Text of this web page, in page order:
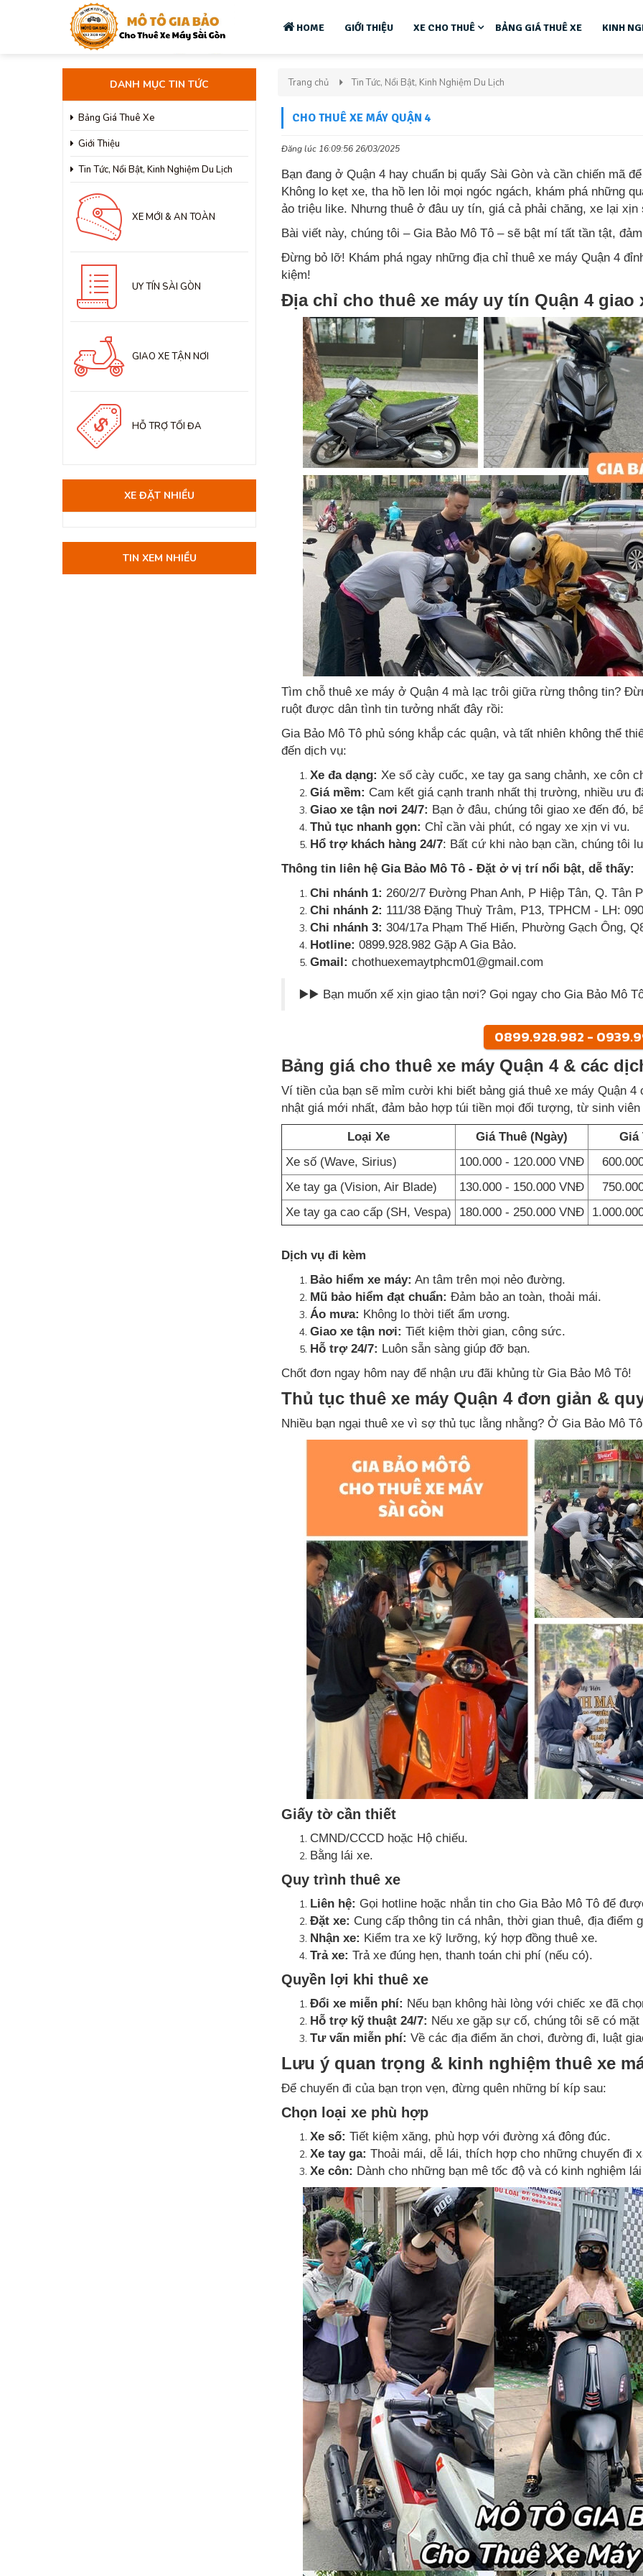
HOME GIỚI THIỆU XE CHO THUÊ BẢNG GIÁ THUÊ XE KINH
DANH MỤC TIN TỨC
Bảng Giá Thuê Xe
Giới Thiệu
Tin Tức, Nổi Bật, Kinh Nghiệm Du Lịch
XE MỚI & AN TOÀN
UY TÍN SÀI GÒN
GIAO XE TẬN NƠI
HỖ TRỢ TỐI ĐA
XE ĐẶT NHIỀU
TIN XEM NHIỀU
Trang chủ Tin Tức, Nổi Bật, Kinh Nghiệm Du Lịch
CHO THUÊ XE MÁY QUẬN 4
Đăng lúc 16:09:56 26/03/2025
Bạn đang ở Quận 4 hay chuẩn bị quẩy Sài Gòn và cần chiến mã
Không lo kẹt xe, tha hồ len lỏi mọi ngóc ngách, khám phá những
ảo triệu like. Nhưng thuê ở đâu uy tín, giá cả phải chăng, xe lại xịn
Bài viết này, chúng tôi – Gia Bảo Mô Tô – sẽ bật mí tất tần tật,
Đừng bỏ lỡ! Khám phá ngay những địa chỉ thuê xe máy Quận 4
kiệm!
Địa chỉ cho thuê xe máy uy tín Quận 4 giao
Tìm chỗ thuê xe máy ở Quận 4 mà lạc trôi giữa rừng thông tin?
ruột được dân tình tin tưởng nhất đây rồi:
Gia Bảo Mô Tô phủ sóng khắp các quận, và tất nhiên không thể
đến dịch vụ:
Xe đa dạng: Xe số cày cuốc, xe tay ga sang chảnh, xe côn
Giá mềm: Cam kết giá cạnh tranh nhất thị trường, nhiều ưu
Giao xe tận nơi 24/7: Bạn ở đâu, chúng tôi giao xe đến đó,
Thủ tục nhanh gọn: Chỉ cần vài phút, có ngay xe xịn vi vu.
Hổ trợ khách hàng 24/7: Bất cứ khi nào bạn cần, chúng tôi
Thông tin liên hệ Gia Bảo Mô Tô - Đặt ở vị trí nổi bật, dễ thấy:
Chi nhánh 1: 260/2/7 Đường Phan Anh, P Hiệp Tân, Q. Tân
Chi nhánh 2: 111/38 Đặng Thuỳ Trâm, P13, TPHCM - LH:
Chi nhánh 3: 304/17a Phạm Thế Hiển, Phường Gạch Ông,
Hotline: 0899.928.982 Gặp A Gia Bảo.
Gmail: chothuexemaytphcm01@gmail.com
▶️▶️ Bạn muốn xế xịn giao tận nơi? Gọi ngay cho Gia Bảo Mô
0899.928.982 -
Bảng giá cho thuê xe máy Quận 4 & các
Ví tiền của bạn sẽ mỉm cười khi biết bảng giá thuê xe máy Quận 4
nhật giá mới nhất, đảm bảo hợp túi tiền mọi đối tượng, từ sinh viên
Loại Xe Giá Thuê (Ngày)
Giá
Xe số (Wave, Sirius)
100.000 - 120.000 VNĐ
Xe tay ga (Vision, Air Blade)
130.000 - 150.000 VNĐ
Xe tay ga cao cấp (SH, Vespa)
180.000 - 250.000 VNĐ
Dịch vụ đi kèm
Bảo hiểm xe máy: An tâm trên mọi nẻo đường.
Mũ bảo hiểm đạt chuẩn: Đảm bảo an toàn, thoải mái.
Áo mưa: Không lo thời tiết ẩm ương.
Giao xe tận nơi: Tiết kiệm thời gian, công sức.
Hỗ trợ 24/7: Luôn sẵn sàng giúp đỡ bạn.
Chốt đơn ngay hôm nay để nhận ưu đãi khủng từ Gia Bảo Mô Tô!
Thủ tục thuê xe máy Quận 4 đơn giản &
Nhiều bạn ngại thuê xe vì sợ thủ tục lằng nhằng? Ở Gia Bảo Mô
Giấy tờ cần thiết
CMND/CCCD hoặc Hộ chiếu.
Bằng lái xe.
Quy trình thuê xe
Liên hệ: Gọi hotline hoặc nhắn tin cho Gia Bảo Mô Tô để
Đặt xe: Cung cấp thông tin cá nhân, thời gian thuê, địa điểm
Nhận xe: Kiểm tra xe kỹ lưỡng, ký hợp đồng thuê xe.
Trả xe: Trả xe đúng hẹn, thanh toán chi phí (nếu có).
Quyền lợi khi thuê xe
Đổi xe miễn phí: Nếu bạn không hài lòng với chiếc xe đã
Hỗ trợ kỹ thuật 24/7: Nếu xe gặp sự cố, chúng tôi sẽ có
Tư vấn miễn phí: Về các địa điểm ăn chơi, đường đi, luật
Lưu ý quan trọng & kinh nghiệm thuê xe
Để chuyến đi của bạn trọn vẹn, đừng quên những bí kíp sau:
Chọn loại xe phù hợp
Xe số: Tiết kiệm xăng, phù hợp với đường xá đông đúc.
Xe tay ga: Thoải mái, dễ lái, thích hợp cho những chuyến đi
Xe côn: Dành cho những bạn mê tốc độ và có kinh nghiệm